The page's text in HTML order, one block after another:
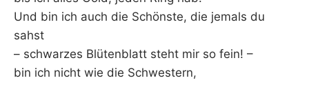
Und bin ich auch die Schönste, die jemals du
sahst
– schwarzes Blütenblatt steht mir so fein! –
bin ich nicht wie die Schwestern,